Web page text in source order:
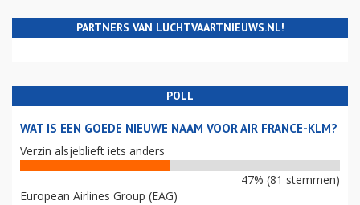
PARTNERS VAN LUCHTVAARTNIEUWS.NL!
POLL
WAT IS EEN GOEDE NIEUWE NAAM VOOR AIR FRANCE-KLM?
Verzin alsjeblieft iets anders
47% (81 stemmen)
European Airlines Group (EAG)